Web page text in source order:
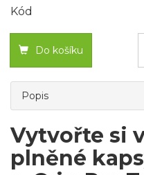
Kód
Do košíku
Popis
Vytvořte si
plněné